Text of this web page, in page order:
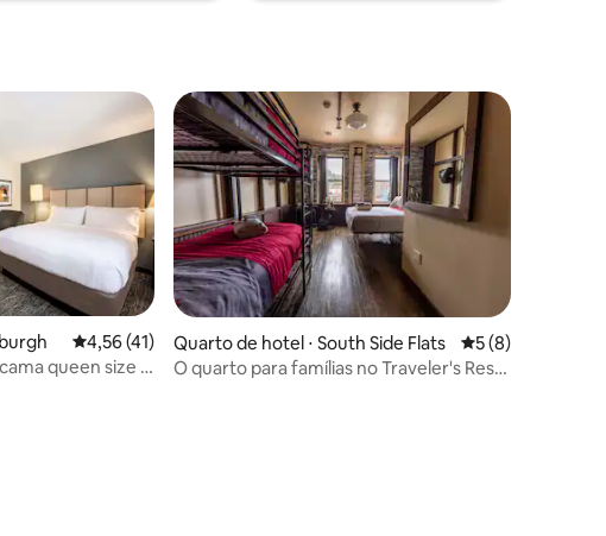
4,56 de uma avaliação média de 5, 41 avaliações
4,56 (41)
queen size |
Quarto de hotel ⋅ South Side Flats 5 de uma
5 (8)
O quarto para famílias no Traveler's Rest